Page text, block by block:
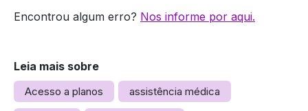
Encontrou algum erro? Nos informe por aqui.
Leia mais sobre
Acesso a planos assistência médica